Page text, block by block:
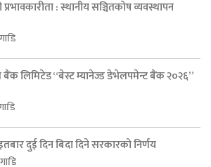
प्रभावकारीता : स्थानीय सञ्चितकोष व्यवस्थापन
बैंक लिमिटेड “बेस्ट म्यानेज्ड डेभेलपमेन्ट बैंक २०२६”
दुई दिन बिदा दिने सरकारको निर्णय